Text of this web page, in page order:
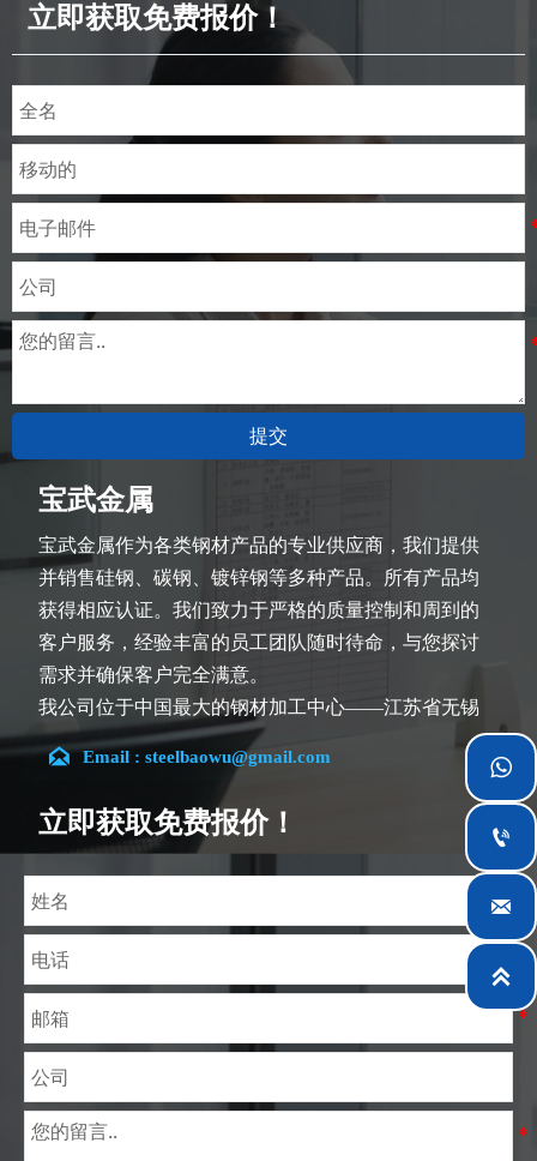
立即获取免费报价！
提交
宝武金属
宝武金属作为各类钢材产品的专业供应商，我们提供
并销售硅钢、碳钢、镀锌钢等多种产品。所有产品均
获得相应认证。我们致力于严格的质量控制和周到的
客户服务，经验丰富的员工团队随时待命，与您探讨
需求并确保客户完全满意。
我公司位于中国最大的钢材加工中心——江苏省无锡
市。团队深耕行业14余年，在各类硅钢项目上具有丰
富经验，熟悉CE、SGS等多种硅钢标准。我们可根据
特殊需求进行设计定制，并确保安全性、高效性及合
理价格。目前我们已逐步扩展至五座专业配送仓库和
钢材加工设施，为全球采矿、建筑、工程及通用制造
业提供专业服务。
 Email : steelbaowu@gmail.com
立即获取免费报价！



